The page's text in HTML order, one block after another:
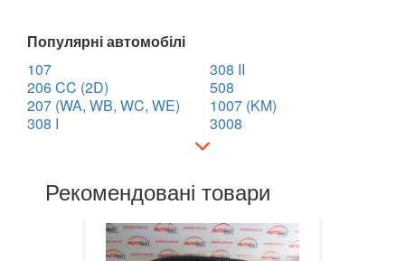
SMART
SUBARU
Популярні автомобілі
107
206 CC (2D)
207 (WA, WB, WC, WE)
308 I
308 II
508
1007 (KM)
3008
Рекомендовані товари